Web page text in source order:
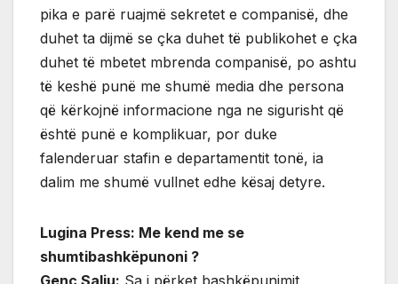
pika e parë ruajmë sekretet e companisë, dhe
duhet ta dijmë se çka duhet të publikohet e çka
duhet të mbetet mbrenda companisë, po ashtu
të keshë punë me shumë media dhe persona
që kërkojnë informacione nga ne sigurisht që
është punë e komplikuar, por duke
falenderuar stafin e departamentit tonë, ia
dalim me shumë vullnet edhe kësaj detyre.
Lugina Press: Me kend me se
shumtibashkëpunoni ?
Genc Saliu: Sa i përket bashkëpunimit,